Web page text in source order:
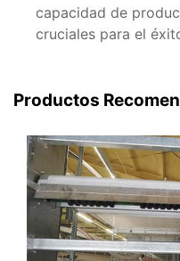
con […]
capacidad de
cruciales para el
avícolas de alta
exploraremos las
Productos